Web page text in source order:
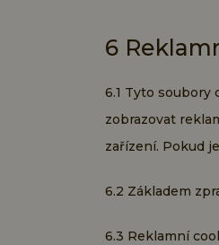
6
6.1 Tyto soubory
zobrazovat
zařízení. Pokud
6.2 Základem
6.3 Reklamní